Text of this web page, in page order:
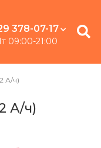
378-07-17
09:00-21:00
А/ч)
А/ч)